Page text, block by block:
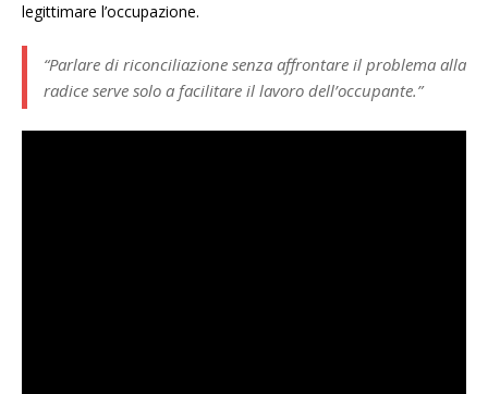
legittimare l’occupazione.
“Parlare di riconciliazione senza affrontare il problema alla
radice serve solo a facilitare il lavoro dell’occupante.”